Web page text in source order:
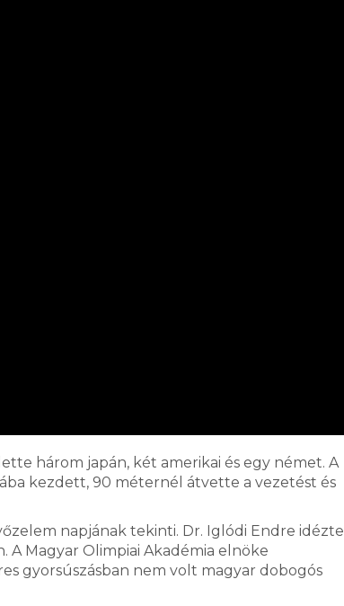
három japán, két amerikai és egy német. A
kezdett, 90 méternél átvette a vezetést és
napjának tekinti. Dr. Iglódi Endre idézte
A Magyar Olimpiai Akadémia elnöke
gyorsúszásban nem volt magyar dobogós